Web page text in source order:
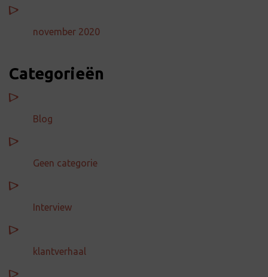
november 2020
Categorieën
Blog
Geen categorie
Interview
klantverhaal